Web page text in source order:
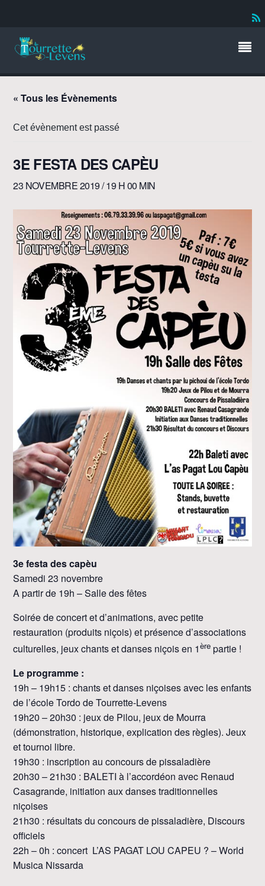
« Tous les Évènements
Cet évènement est passé
3E FESTA DES CAPÈU
23 NOVEMBRE 2019 / 19 H 00 MIN
3e festa des capèu
Samedi 23 novembre
A partir de 19h – Salle des fêtes
Soirée de concert et d’animations, avec petite
restauration (produits niçois) et présence d’associations
culturelles, jeux chants et danses niçois en 1ère partie !
Le programme :
19h – 19h15 : chants et danses niçoises avec les enfants
de l’école Tordo de Tourrette-Levens
19h20 – 20h30 : jeux de Pilou, jeux de Mourra
(démonstration, historique, explication des règles). Jeux
et tournoi libre.
19h30 : inscription au concours de pissaladière
20h30 – 21h30 : BALETI à l’accordéon avec Renaud
Casagrande, initiation aux danses traditionnelles
niçoises
21h30 : résultats du concours de pissaladière, Discours
officiels
22h – 0h : concert L’AS PAGAT LOU CAPEU ? – World
Musica Nissarda